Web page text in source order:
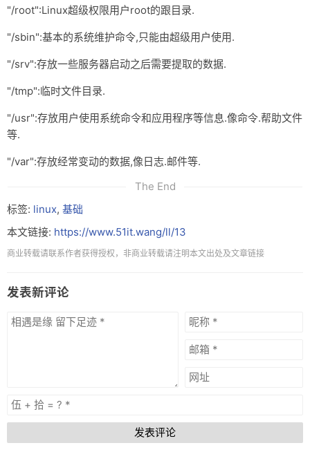
"/root":Linux超级权限用户root的跟目录.
"/sbin":基本的系统维护命令,只能由超级用户使用.
"/srv":存放一些服务器启动之后需要提取的数据.
"/tmp":临时文件目录.
"/usr":存放用户使用系统命令和应用程序等信息.像命令.帮助文件
等.
"/var":存放经常变动的数据,像日志.邮件等.
The End
标签: linux, 基础
本文链接: https://www.51it.wang/ll/13
商业转载请联系作者获得授权，非商业转载请注明本文出处及文章链接
发表新评论
发表评论